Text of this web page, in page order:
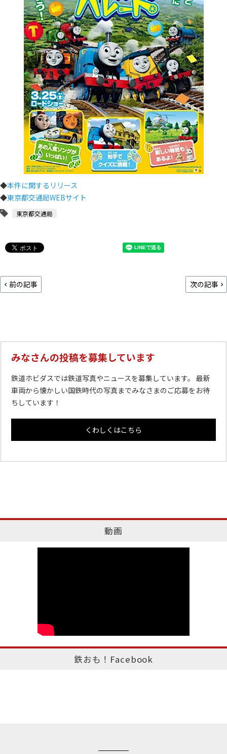
◆本件に関するリリース
◆東京都交通局WEBサイト
東京都交通局
前の記事 次の記事
みなさんの投稿を募集しています
鉄道ホビダスでは鉄道写真やニュースを募集しています。 最新
車両から懐かしい国鉄時代の写真までみなさまのご応募をお待
ちしています！
くわしくはこちら
動画
鉄おも！Facebook